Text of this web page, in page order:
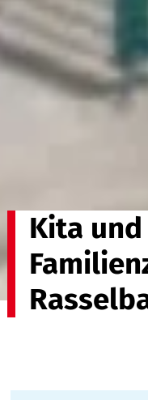
Kita und